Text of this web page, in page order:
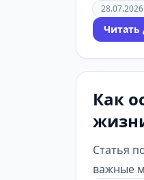
28.07.2026
Читать
Как
Статья
важные